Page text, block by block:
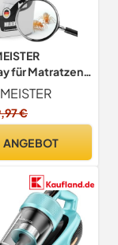
für Matratzen
ml (PT19)
€
ANGEBOT